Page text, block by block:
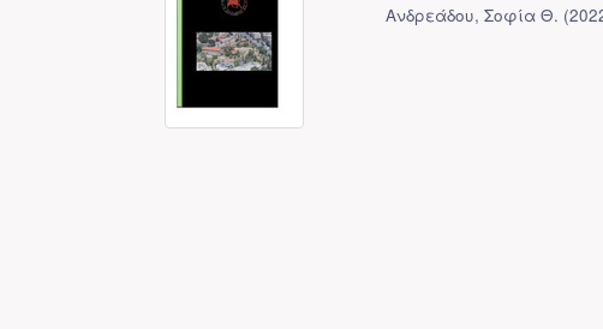
Ανδρεάδου, Σοφία Θ. (